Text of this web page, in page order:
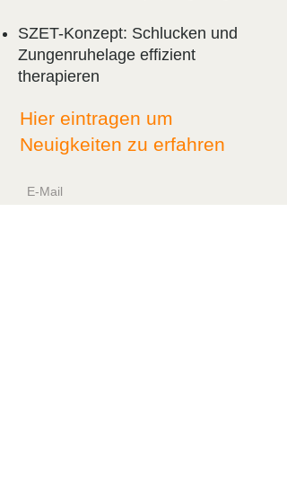
SZET-Konzept: Schlucken und
Zungenruhelage effizient
therapieren
Hier eintragen um
Neuigkeiten zu erfahren